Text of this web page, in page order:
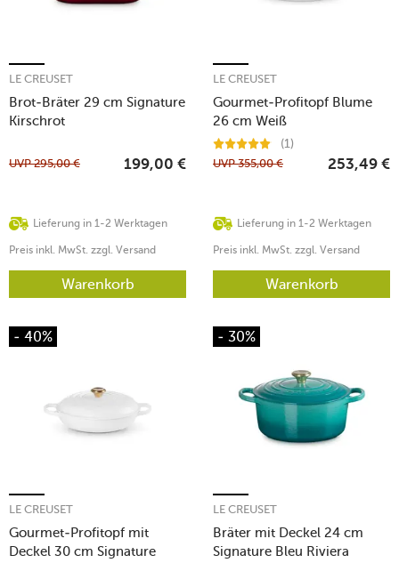
Brot-Bräter 29 cm Signature
Kirschrot
LE CREUSET
Lieferung in 1-2 Werktagen
UVP295,00 € 199,00 €
Preis inkl. MwSt. zzgl. Versand
Warenkorb
Gourmet-Profitopf Blume
26 cm Weiß
LE CREUSET
(1)
Lieferung in 1-2 Werktagen
UVP355,00 € 253,49 €
Preis inkl. MwSt. zzgl. Versand
Warenkorb
- 40%
Gourmet-Profitopf mit
Deckel 30 cm Signature
LE CREUSET
- 30%
Bräter mit Deckel 24 cm
Signature Bleu Riviera
LE CREUSET